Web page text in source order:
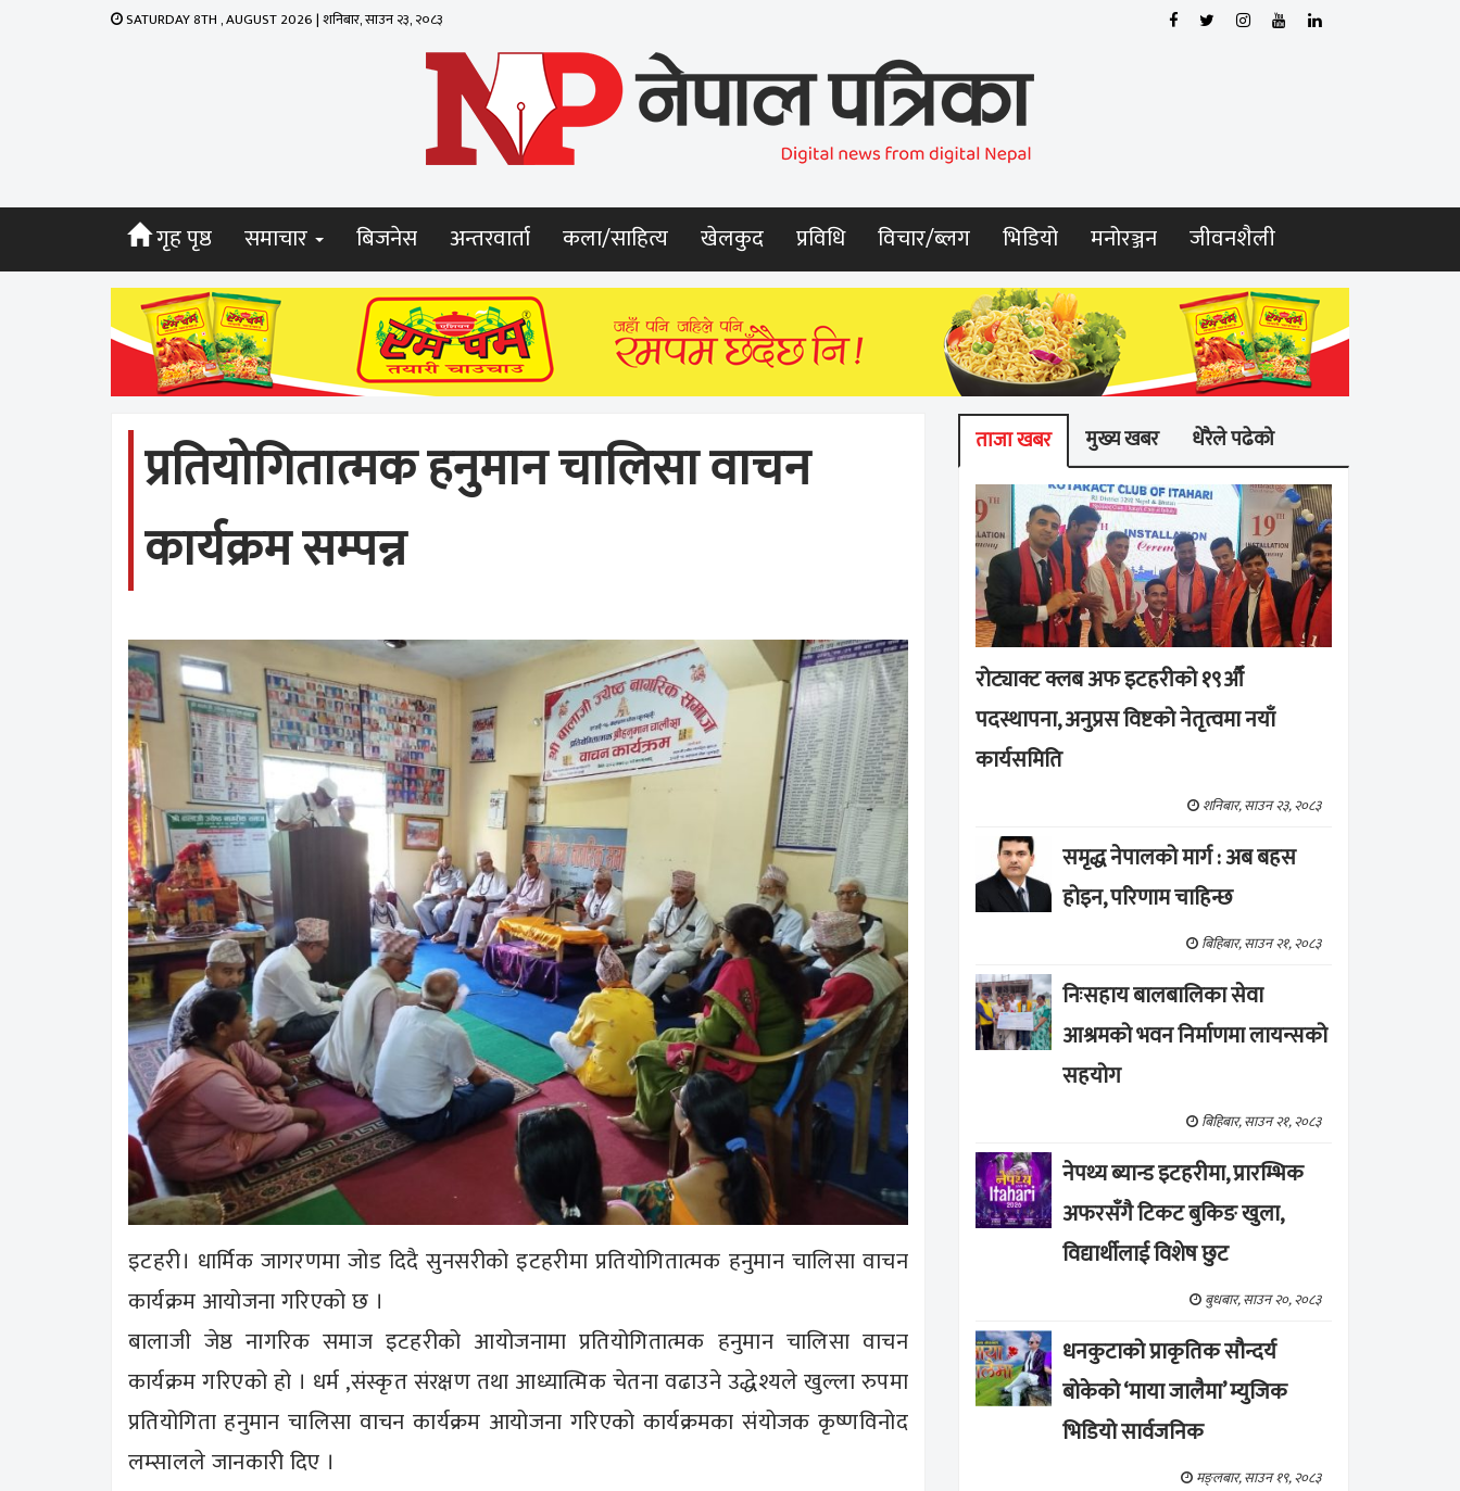
SATURDAY 8TH , AUGUST 2026 | शनिबार, साउन २३, २०८३
गृह पृष्ठ समाचार बिजनेस अन्तरवार्ता कला/साहित्य खेलकुद प्रविधि विचार/ब्लग भिडियो मनोरञ्जन जीवनशैली
प्रतियोगितात्मक हनुमान चालिसा वाचन
कार्यक्रम सम्पन्न
इटहरी। धार्मिक जागरणमा जोड दिदै सुनसरीको इटहरीमा प्रतियोगितात्मक हनुमान चालिसा वाचन
कार्यक्रम आयोजना गरिएको छ ।
बालाजी जेष्ठ नागरिक समाज इटहरीको आयोजनामा प्रतियोगितात्मक हनुमान चालिसा वाचन
कार्यक्रम गरिएको हो । धर्म ,संस्कृत संरक्षण तथा आध्यात्मिक चेतना वढाउने उद्धेश्यले खुल्ला रुपमा
प्रतियोगिता हनुमान चालिसा वाचन कार्यक्रम आयोजना गरिएको कार्यक्रमका संयोजक कृष्णविनोद
लम्सालले जानकारी दिए ।
ताजा खबर मुख्य खबर धेरैले पढेको
रोट्याक्ट क्लब अफ इटहरीको १९औँ
पदस्थापना, अनुप्रस विष्टको नेतृत्वमा नयाँ
कार्यसमिति
शनिबार, साउन २३, २०८३
समृद्ध नेपालको मार्ग : अब बहस
होइन, परिणाम चाहिन्छ
बिहिबार, साउन २१, २०८३
निःसहाय बालबालिका सेवा
आश्रमको भवन निर्माणमा लायन्सको
सहयोग
बिहिबार, साउन २१, २०८३
नेपथ्य ब्यान्ड इटहरीमा, प्रारम्भिक
अफरसँगै टिकट बुकिङ खुला,
विद्यार्थीलाई विशेष छुट
बुधबार, साउन २०, २०८३
धनकुटाको प्राकृतिक सौन्दर्य
बोकेको ‘माया जालैमा’ म्युजिक
भिडियो सार्वजनिक
मङ्लबार, साउन १९, २०८३